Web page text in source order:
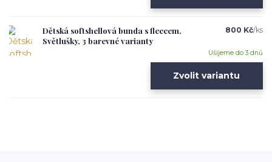
Dětská softshellová bunda s fleecem,
Světlušky, 3 barevné varianty
800 Kč/ks
Ušijeme do 3 dnů
Zvolit variantu